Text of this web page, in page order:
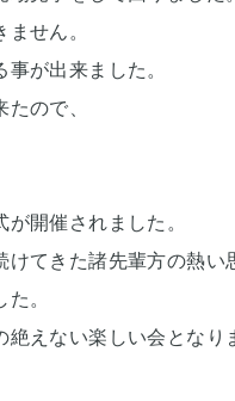
せん。
が出来ました。
ので、
開催されました。
てきた諸先輩方の熱い
。
絶えない楽しい会となり